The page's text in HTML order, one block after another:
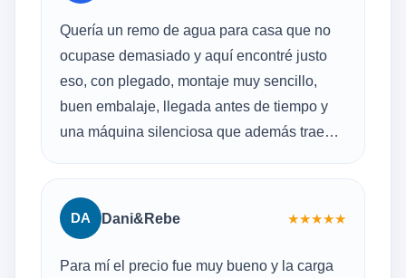
Quería un remo de agua para casa que no
ocupase demasiado y aquí encontré justo
eso, con plegado, montaje muy sencillo,
buen embalaje, llegada antes de tiempo y
una máquina silenciosa que además trae
DA Dani&Rebe ★★★★★
Para mí el precio fue muy bueno y la carga